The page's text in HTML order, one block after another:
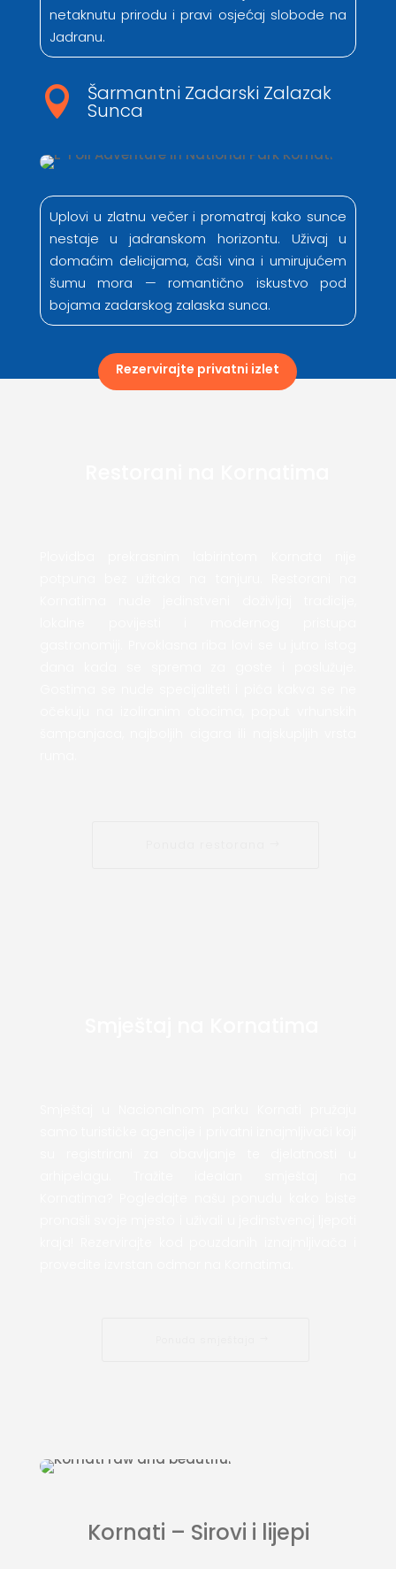
netaknutu prirodu i pravi osjećaj slobode na
Jadranu.
 Šarmantni Zadarski Zalazak
Sunca
Uplovi u zlatnu večer i promatraj kako sunce
nestaje u jadranskom horizontu. Uživaj u
domaćim delicijama, čaši vina i umirujućem
šumu mora — romantično iskustvo pod
bojama zadarskog zalaska sunca.
Rezervirajte privatni izlet
Kornati – Sirovi i lijepi